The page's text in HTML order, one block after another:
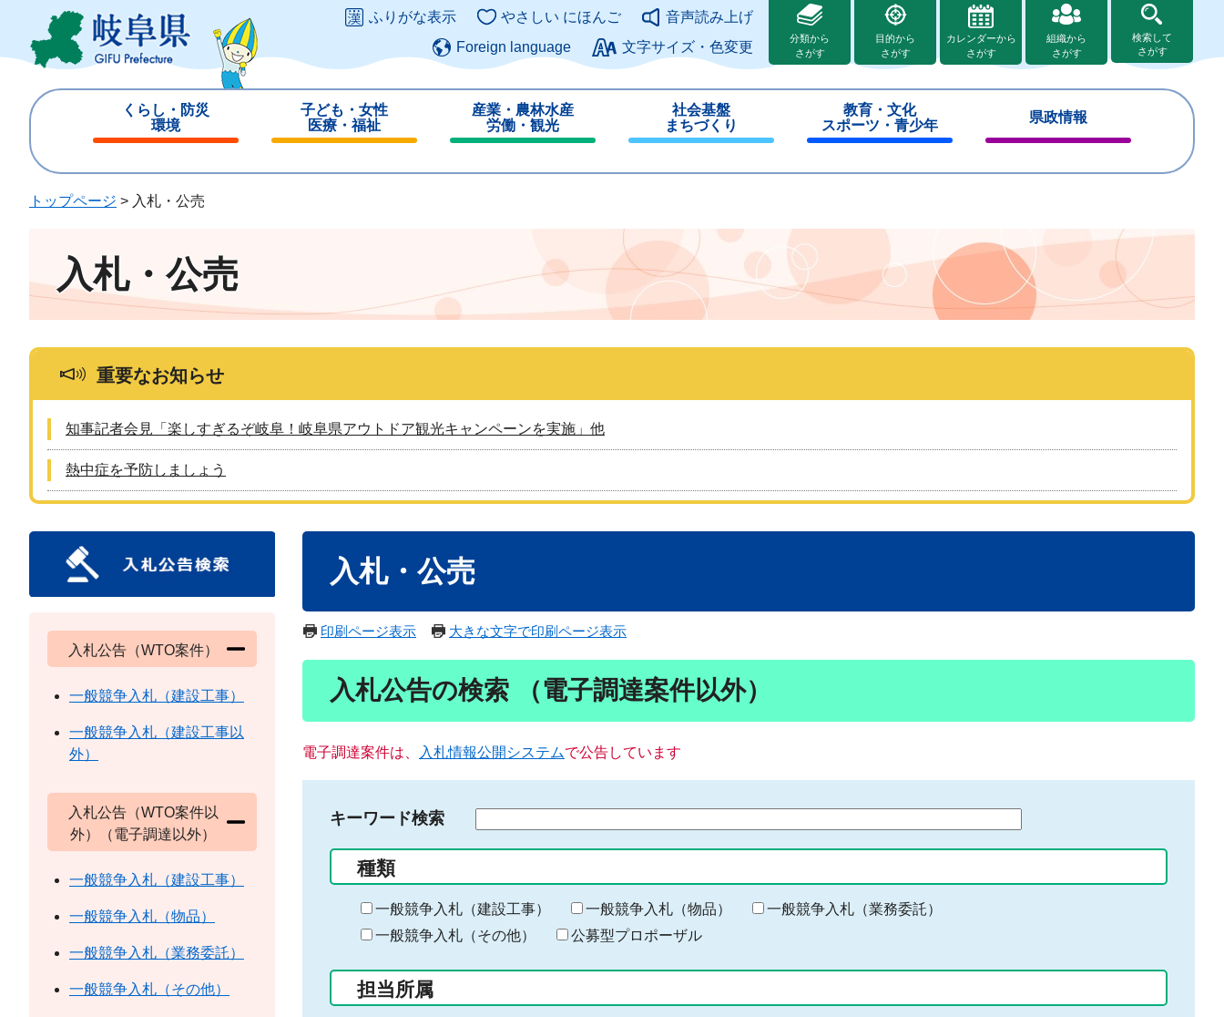
ジ
ュ
このページの本文へ
ふりがな表示 やさしい にほんご
音声読み上げ
Foreign language
文字サイズ・色変更
分類から
さがす
目的から
さがす
カレンダーから
さがす
組織から
さがす
検索して
さがす
くらし・防災
環境
じ
子ども・女性
医療・福祉
じ
産業・農林水産
労働・観光
じ
社会基盤
まちづくり
じ
教育・文化
スポーツ・青少年
じ
県政情報
じ
トップページ > 入札・公売
入札・公売
重要なお知らせ
知事記者会見「楽しすぎるぞ岐阜！岐阜県アウトドア観光キャンペーンを実施」他
熱中症を予防しましょう
入札・公売
印刷ページ表示 大きな文字で印刷ページ表示
入札公告の検索 （電子調達案件以外）
電子調達案件は、 入札情報公開システムで公告しています
キーワード検索
る
キ
ー
ー
種類
一般競争入札（建設工事） 一般競争入札（物品）
一般競争入札（業務委託）
一般競争入札（その他）
公募型プロポーザル
担当所属
入札公告（WTO案件）
一般競争入札（建設工事）
一般競争入札（建設工事以
外）
入札公告（WTO案件以
外）（電子調達以外）
一般競争入札（建設工事）
一般競争入札（物品）
一般競争入札（業務委託）
一般競争入札（その他）